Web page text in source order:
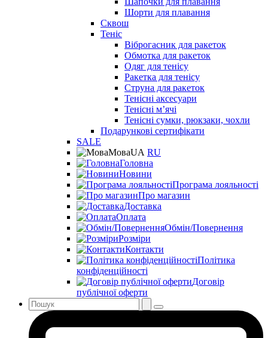
Шорти для плавання
Сквош
Теніс
Віброгасник для ракеток
Обмотка для ракеток
Одяг для тенісу
Ракетка для тенісу
Струна для ракеток
Тенісні аксесуари
Тенісні мʼячі
Тенісні сумки, рюкзаки, чохли
Подарункові сертифікати
SALE
МоваUA RU
Головна
Новини
Програма лояльності
Про магазин
Доставка
Оплата
Обмін/Повернення
Розміри
Контакти
Політика
конфіденційності
Договір
публічної оферти